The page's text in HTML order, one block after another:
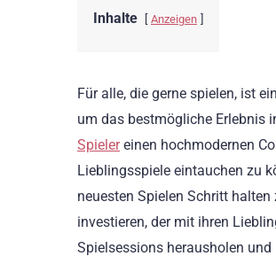
Inhalte Anzeigen
Für alle, die gerne spielen, ist
um das bestmögliche Erlebnis
Spielereinen hochmodernen
Lieblingsspiele eintauchen zu
neuesten Spielen Schritt
investieren, der mit ihren
Spielsessions herausholen